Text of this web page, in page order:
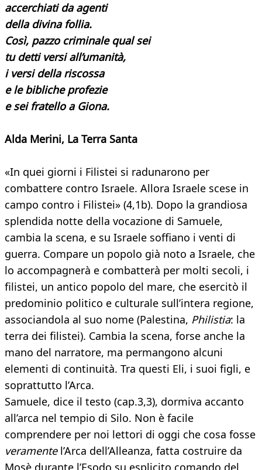
accerchiati da agenti
della divina follia.
Così, pazzo criminale qual sei
tu detti versi all’umanità,
i versi della riscossa
e le bibliche profezie
e sei fratello a Giona.
Alda Merini, La Terra Santa
«In quei giorni i Filistei si radunarono per
combattere contro Israele. Allora Israele scese in
campo contro i Filistei» (4,1b). Dopo la grandiosa
splendida notte della vocazione di Samuele,
cambia la scena, e su Israele soffiano i venti di
guerra. Compare un popolo già noto a Israele, che
lo accompagnerà e combatterà per molti secoli, i
filistei, un antico popolo del mare, che esercitò il
predominio politico e culturale sull’intera regione,
associandola al suo nome (Palestina, Philistia: la
terra dei filistei). Cambia la scena, forse anche la
mano del narratore, ma permangono alcuni
elementi di continuità. Tra questi Eli, i suoi figli, e
soprattutto l’Arca.
Samuele, dice il testo (cap.3,3), dormiva accanto
all’arca nel tempio di Silo. Non è facile
comprendere per noi lettori di oggi che cosa fosse
veramentel’Arca dell’Alleanza, fatta costruire da
Mosè durante l’Esodo su esplicito comando del